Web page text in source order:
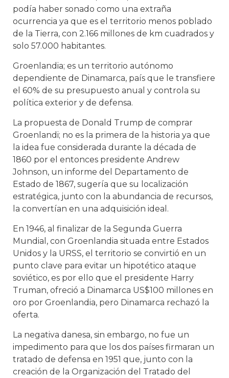
podía haber sonado como una extraña
ocurrencia ya que es el territorio menos poblado
de la Tierra, con 2.166 millones de km cuadrados y
solo 57.000 habitantes.
Groenlandia; es un territorio autónomo
dependiente de Dinamarca, país que le transfiere
el 60% de su presupuesto anual y controla su
política exterior y de defensa.
La propuesta de Donald Trump de comprar
Groenlandi; no es la primera de la historia ya que
la idea fue considerada durante la década de
1860 por el entonces presidente Andrew
Johnson, un informe del Departamento de
Estado de 1867, sugería que su localización
estratégica, junto con la abundancia de recursos,
la convertían en una adquisición ideal.
En 1946, al finalizar de la Segunda Guerra
Mundial, con Groenlandia situada entre Estados
Unidos y la URSS, el territorio se convirtió en un
punto clave para evitar un hipotético ataque
soviético, es por ello que el presidente Harry
Truman, ofreció a Dinamarca US$100 millones en
oro por Groenlandia, pero Dinamarca rechazó la
oferta.
La negativa danesa, sin embargo, no fue un
impedimento para que los dos países firmaran un
tratado de defensa en 1951 que, junto con la
creación de la Organización del Tratado del